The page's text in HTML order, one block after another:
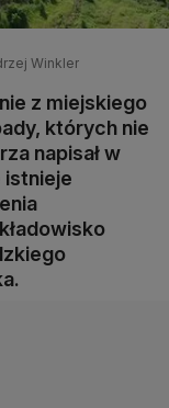
Winkler
z miejskiego
których nie
napisał w
istnieje